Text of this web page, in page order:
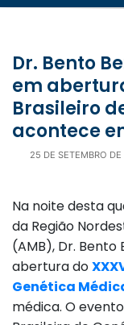
Dr. Bento Bezerra representa a AMB
em
Brasileiro
acontece
25 DE SETEMBRO
Na noite desta
da Região
(AMB), Dr.
abertura do
Genética
médica. O